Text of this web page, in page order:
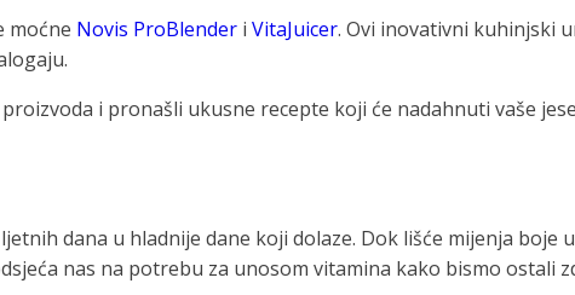
moćne Novis ProBlender i VitaJuicer. Ovi inovativni kuhinjski
i pronašli ukusne recepte koji će nadahnuti vaše
dana u hladnije dane koji dolaze. Dok lišće mijenja
nas na potrebu za unosom vitamina kako bismo ostali